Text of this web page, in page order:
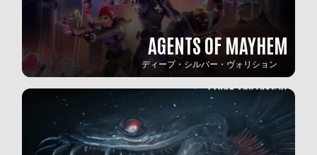
AGENTS OF MAYHEM
ディープ・シルバー・ヴォリション